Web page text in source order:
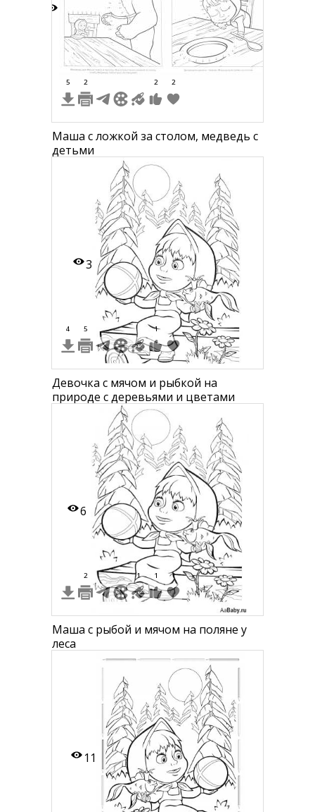
5 2 2 2
Маша с ложкой за столом, медведь с
детьми
3
4 5 1
Девочка с мячом и рыбкой на
природе с деревьями и цветами
6
2 1 1 1
Маша с рыбой и мячом на поляне у
леса
11